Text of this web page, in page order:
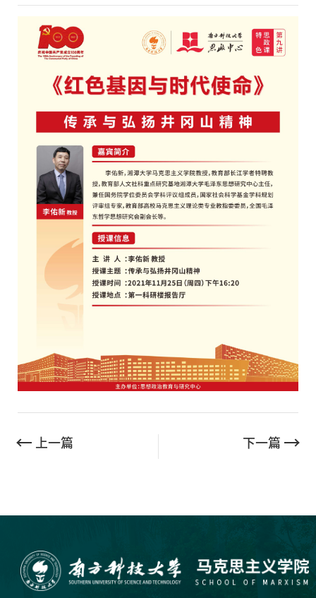
上一篇 下一篇